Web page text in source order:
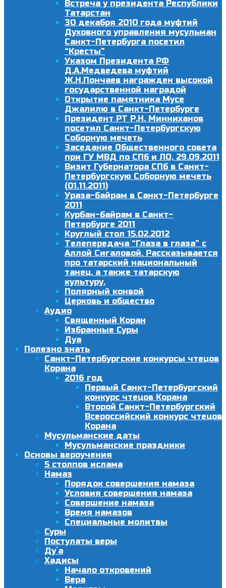
Встреча у президента Республики
Татарстан
30 декабря 2010 года муфтий
Духовного управления мусульман
Санкт-Петербурга посетил
“Кресты”
Указом Президента РФ
Д.А.Медведева муфтий
Ж.Н.Пончаев награжден высокой
государственной наградой
Открытие памятника Мусе
Джалилю в Санкт-Петербурге
Президент РТ Р.Н. Минниханов
посетил Санкт-Петербургскую
Соборную мечеть
Заседание Общественного совета
при ГУ МВД по СПб и ЛО, 29.09.2011
Визит Губернатора СПб в Санкт-
Петербургскую Соборную мечеть
(01.11.2011)
Ураза-байрам в Санкт-Петербурге
2011
Курбан-байрам в Санкт-
Петербурге 2011
Круглый стол 15.02.2012
Телепередача “Глаза в глаза” с
Аллой Сигаловой. Рассказывается
про татарский национальный
танец, а также татарскую
культуру.
Полярный конвой
Церковь и общество
Аудио
Священный Коран
Избранные Суры
Дуа
Полезно знать
Санкт-Петербургские конкурсы чтецов
Корана
2016 год
Первый Санкт-Петербургский
конкурс чтецов Корана
Второй Санкт-Петербургский
Всероссийский конкурс чтецов
Корана
Мусульманские даты
Мусульманские праздники
Основы вероучения
5 столпов ислама
Намаз
Порядок совершения намаза
Условия совершения намаза
Совершение намаза
Время намазов
Специальные молитвы
Суры
Постулаты веры
Ду´а
Хадисы
Начало откровений
Вера